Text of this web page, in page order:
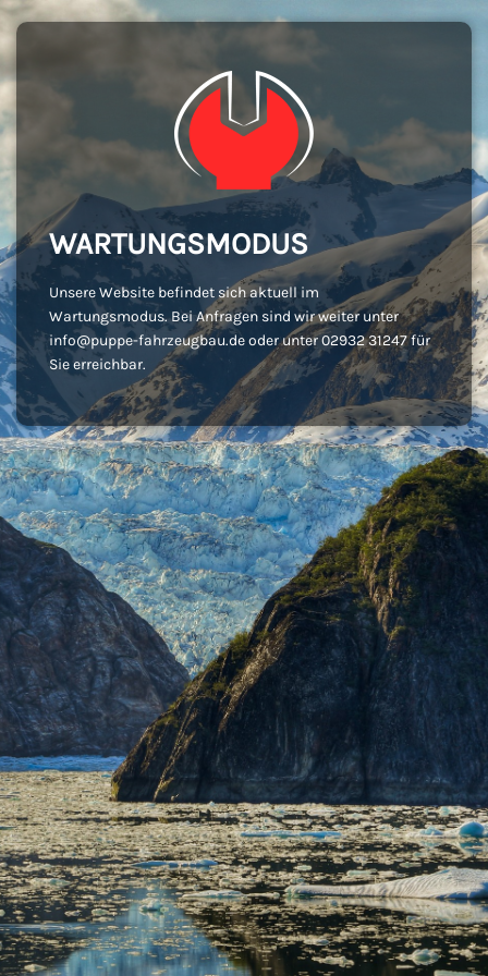
WARTUNGSMODUS
Unsere Website befindet sich aktuell im
Wartungsmodus. Bei Anfragen sind wir weiter unter
info@puppe-fahrzeugbau.de oder unter 02932 31247 für
Sie erreichbar.